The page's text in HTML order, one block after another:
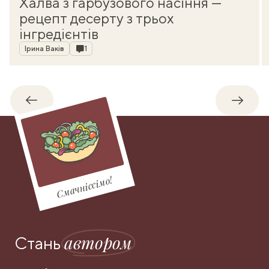
рецепт десерту з трьох
інгредієнтів
Автор
Ірина Ваків Коментарі
1
Назад
Смачніссімо!
Станьавтором